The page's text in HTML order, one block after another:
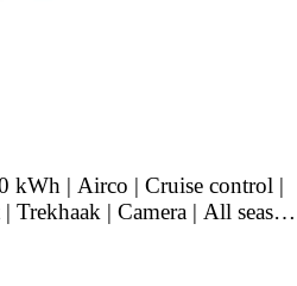
kWh | Airco | Cruise control |
Trekhaak | Camera | All season